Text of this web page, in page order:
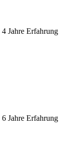
4 Jahre Erfahrung
6 Jahre Erfahrung